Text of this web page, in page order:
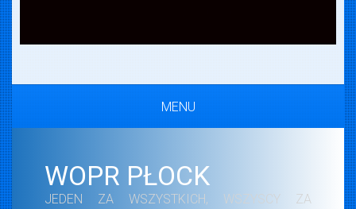
MENU
WOPR PŁOCK
JEDEN ZA WSZYSTKICH, WSZYSCY ZA